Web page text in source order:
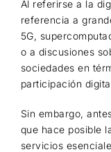
Al referirse a la
referencia a
5G,
o a discusiones
sociedades en
participación
Sin embargo,
que hace posible
servicios